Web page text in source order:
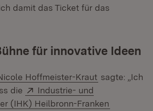
damit das Ticket für das
für innovative Ideen
Hoffmeister-Kraut sagte: „Ich
die
Extern:
Industrie- und
(IHK) Heilbronn-Franken